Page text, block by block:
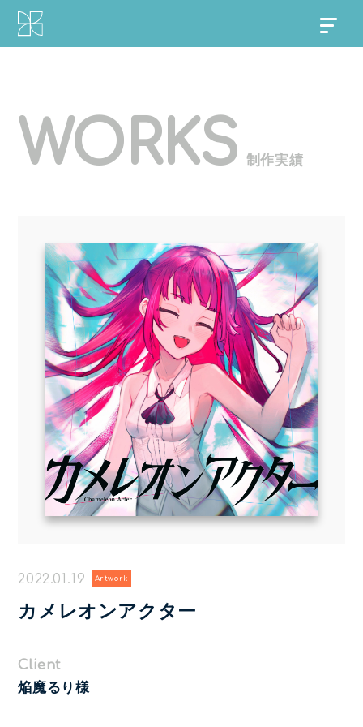
WORKS 制作実績
2022.01.19 Artwork
カメレオンアクター
Client
焔魔るり様